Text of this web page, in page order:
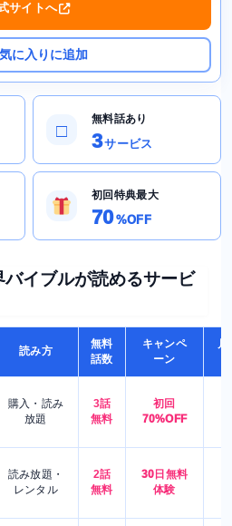
サイトへ
に入りに追加
□
無料話あり
3サービス
初回特典最大
70%OFF
イブルが読めるサービ
読み方
無料
話数
キャンペ
ーン
月
購入・読み
放題
3話
無料
初回
70%OFF
読み放題・
レンタル
2話
無料
30日無料
体験